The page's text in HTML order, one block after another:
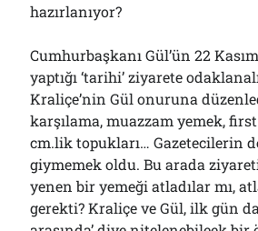
hazırlanıyor?
Cumhurbaşkanı Gül’ün 22
yaptığı ‘tarihi’ ziyarete
Kraliçe’nin Gül onuruna
karşılama, muazzam yemek,
cm.lik topukları… Gazetecilerin
giymemek oldu. Bu arada
yenen bir yemeği atladılar mı,
gerekti? Kraliçe ve Gül, ilk gün